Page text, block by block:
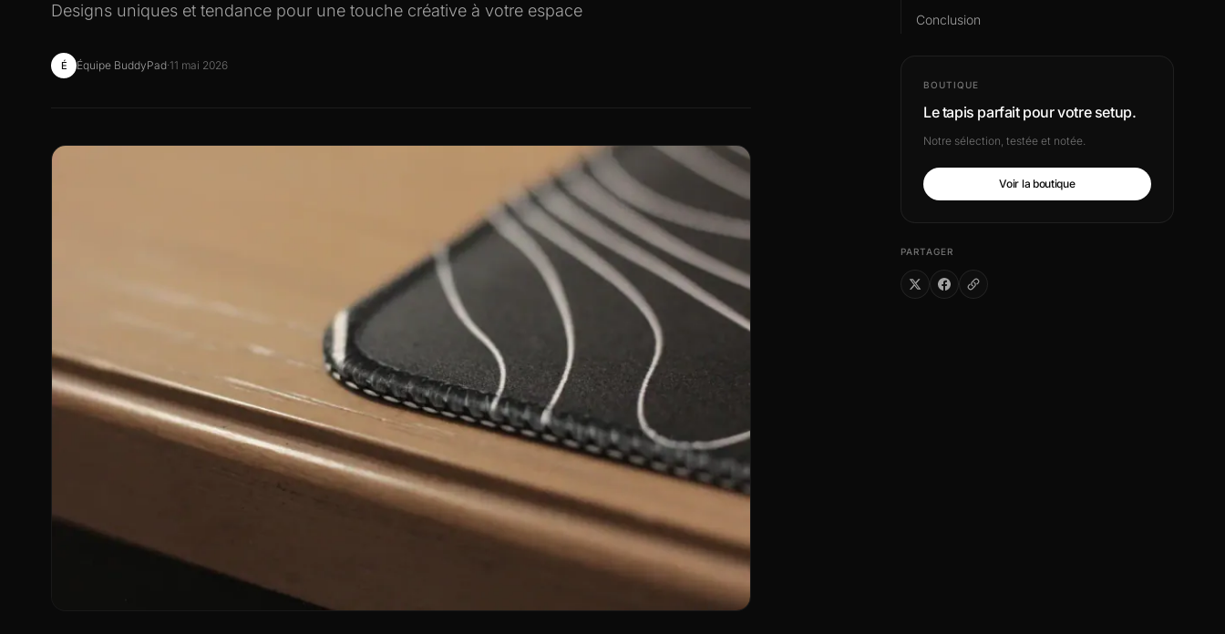
Designs uniques et tendance pour une touche créative à votre espace
É Équipe BuddyPad·11 mai 2026
Conclusion
BOUTIQUE
Le tapis parfait pour votre setup.
Notre sélection, testée et notée.
Voir la boutique
PARTAGER